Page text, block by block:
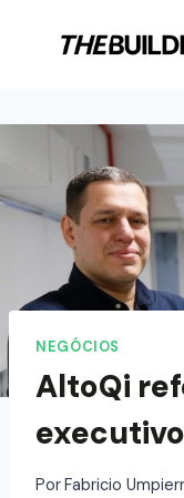
NEGÓCIOS
AltoQi
PorFabricio